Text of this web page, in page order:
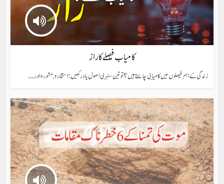
کامیاب فیصلے کا راز
زندگی کے اہم فیصلوں میں کامیابی چاہتے ہیں؟ تو تین سنہری اصول یاد رکھیں: استخارہ، مشورہ اور...